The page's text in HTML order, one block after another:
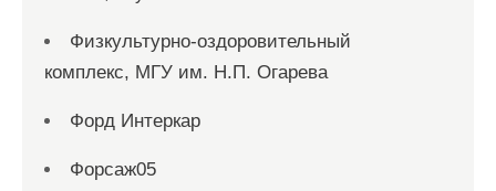
Физкультурно-оздоровительный
комплекс, МГУ им. Н.П. Огарева
Форд Интеркар
Форсаж05